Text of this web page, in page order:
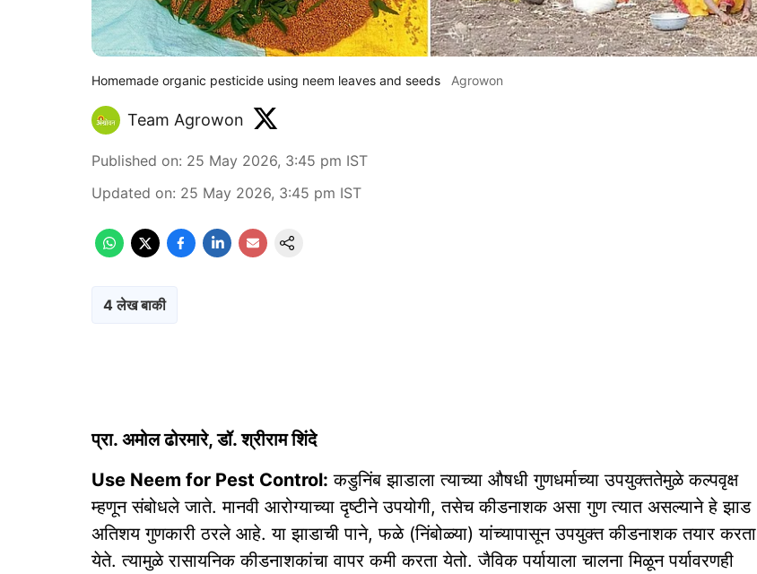
Homemade organic pesticide using neem leaves and seeds Agrowon
Team Agrowon
Published on: 25 May 2026, 3:45 pm IST
Updated on: 25 May 2026, 3:45 pm IST
4 लेख बाकी
प्रा. अमोल ढोरमारे, डॉ. श्रीराम शिंदे
Use Neem for Pest Control: कडुनिंब झाडाला त्याच्या औषधी गुणधर्माच्या उपयुक्ततेमुळे कल्पवृक्ष
म्हणून संबोधले जाते. मानवी आरोग्याच्या दृष्टीने उपयोगी, तसेच कीडनाशक असा गुण त्यात असल्याने हे झाड
अतिशय गुणकारी ठरले आहे. या झाडाची पाने, फळे (निंबोळ्या) यांच्यापासून उपयुक्त कीडनाशक तयार करता
येते. त्यामुळे रासायनिक कीडनाशकांचा वापर कमी करता येतो. जैविक पर्यायाला चालना मिळून पर्यावरणही